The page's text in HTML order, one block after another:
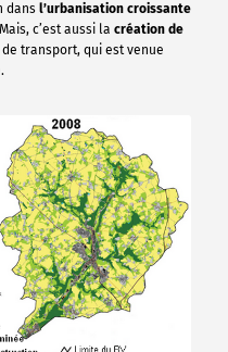
dans l’urbanisation croissante
c’est aussi la création de
transport, qui est venue